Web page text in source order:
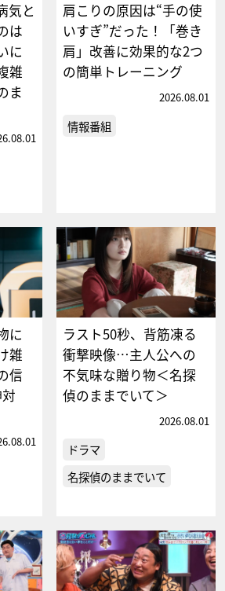
気と
は
に
雑
ま
肩こりの原因は“手の使
いすぎ”だった！「巻き
肩」改善に効果的な2つ
の簡単トレーニング
2026.08.01
情報番組
に
雑
信
ラスト50秒、背筋凍る
衝撃映像…主人公への
不気味な贈り物＜名探
偵のままでいて＞
2026.08.01
ドラマ
名探偵のままでいて